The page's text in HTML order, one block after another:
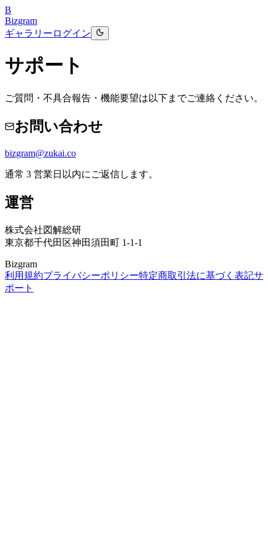
B
Bizgram
ギャラリー ログイン
サポート
ご質問・不具合報告・機能要望は以下までご連絡ください。
お問い合わせ
bizgram@zukai.co
通常 3 営業日以内にご返信します。
運営
株式会社図解総研
東京都千代田区神田須田町 1-1-1
Bizgram
利用規約プライバシーポリシー特定商取引法に基づく表記サ
ポート